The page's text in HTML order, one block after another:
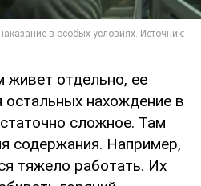
отдельно, ее
нахождение в
сложное. Там
содержания. Например,
тяжело работать. Их